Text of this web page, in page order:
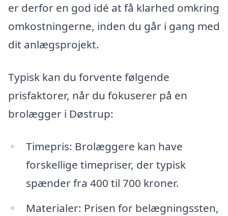
er derfor en god idé at få klarhed omkring
omkostningerne, inden du går i gang med
dit anlægsprojekt.
Typisk kan du forvente følgende
prisfaktorer, når du fokuserer på en
brolægger i Døstrup:
Timepris: Brolæggere kan have
forskellige timepriser, der typisk
spænder fra 400 til 700 kroner.
Materialer: Prisen for belægningssten,